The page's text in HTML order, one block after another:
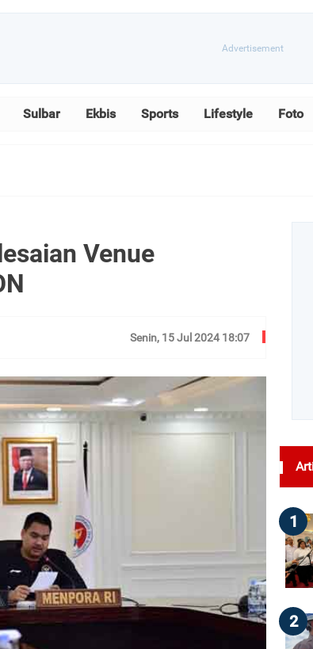
Sulbar Ekbis Sports Lifestyle Foto
Venue
Senin, 15 Jul 2024 18:07
1
2